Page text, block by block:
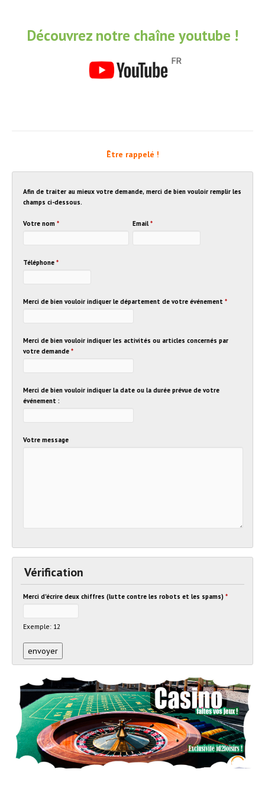
Découvrez notre chaîne youtube !
Être rappelé !
Afin de traiter au mieux votre demande, merci de bien vouloir remplir les
champs ci-dessous.
Votre nom * Email*
Téléphone *
Merci de bien vouloir indiquer le département de votre événement *
Merci de bien vouloir indiquer les activités ou articles concernés par
votre demande *
Merci de bien vouloir indiquer la date ou la durée prévue de votre
événement :
Votre message
Vérification
Merci d'écrire deux chiffres (lutte contre les robots et les spams) *
Exemple: 12